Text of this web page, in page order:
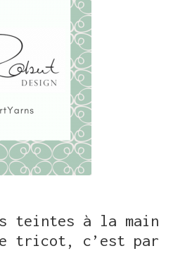
teintes à la main
tricot, c’est par